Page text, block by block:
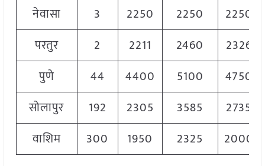
नेवासा
3 2250 2250
2250
परतुर
2 2211 2460
2326
पुणे
44 4400 5100
4750
सोलापुर
192 2305 3585
2735
वाशिम
300 1950 2325 2000